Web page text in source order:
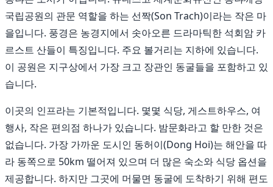
국립공원의 관문 역할을 하는 선짝(Son Trach)이라는 작은 마
을입니다. 풍경은 농경지에서 솟아오른 드라마틱한 석회암 카
르스트 산들이 특징입니다. 주요 볼거리는 지하에 있습니다.
이 공원은 지구상에서 가장 크고 장관인 동굴들을 포함하고 있
습니다.
이곳의 인프라는 기본적입니다. 몇몇 식당, 게스트하우스, 여
행사, 작은 편의점 하나가 있습니다. 밤문화라고 할 만한 것은
없습니다. 가장 가까운 도시인 동허이(Dong Hoi)는 해안을 따
라 동쪽으로 50km 떨어져 있으며 더 많은 숙소와 식당 옵션을
제공합니다. 하지만 그곳에 머물면 동굴에 도착하기 위해 편도